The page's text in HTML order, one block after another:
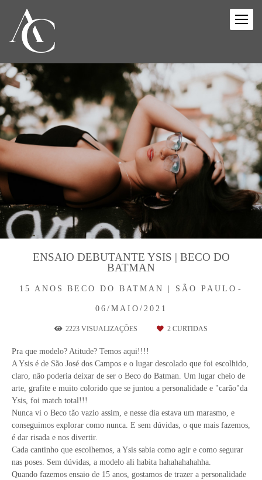
15 ANOS BECO DO BATMAN | SÃO PAULO
06/MAIO/2021
ENSAIO DEBUTANTE YSIS | BECO DO
BATMAN
2223 VISUALIZAÇÕES 2 CURTIDAS
Pra que modelo? Atitude? Temos aqui!!!!
A Ysis é de São José dos Campos e o lugar descolado que foi escolhido,
claro, não poderia deixar de ser o Beco do Batman. Um lugar cheio de
arte, grafite e muito colorido que se juntou a personalidade e "carão"da
Ysis, foi match total!!!
Nunca vi o Beco tão vazio assim, e nesse dia estava um marasmo, e
conseguimos explorar como nunca. E sem dúvidas, o que mais fazemos,
é dar risada e nos divertir.
Cada cantinho que escolhemos, a Ysis sabia como agir e como segurar
nas poses. Sem dúvidas, a modelo ali habita hahahahahahha.
Quando fazemos ensaio de 15 anos, gostamos de trazer a personalidade